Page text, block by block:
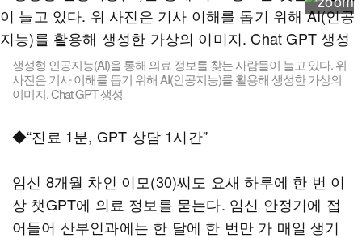
생성형 인공지능(AI)을 통해 의료 정보를 찾는 사람들이 늘고 있다. 위
사진은 기사 이해를 돕기 위해 AI(인공지능)를 활용해 생성한 가상의
이미지. Chat GPT 생성
◆“진료 1분, GPT 상담 1시간”
임신 8개월 차인 이모(30)씨도 요새 하루에 한 번 이
상 챗GPT에 의료 정보를 묻는다. 임신 안정기에 접
어들어 산부인과에는 한 달에 한 번만 가 매일 생기